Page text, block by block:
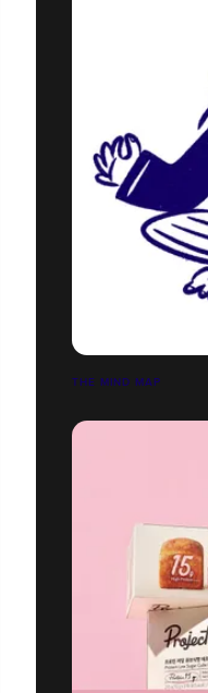
THE MIND MAP